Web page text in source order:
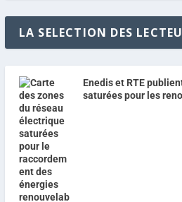
LA SELECTION DES
Enedis et RTE
saturées pour les